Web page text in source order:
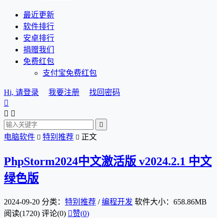
最近更新
软件排行
安卓排行
捐赠我们
免费红包
支付宝免费红包
Hi, 请登录 我要注册
找回密码

 

电脑软件  特别推荐  正文
PhpStorm2024中文激活版 v2024.2.1 中文
绿色版
2024-09-20 分类： 特别推荐 /编程开发 软件大小：658.86MB
阅读(1720) 评论(0) 赞(0)